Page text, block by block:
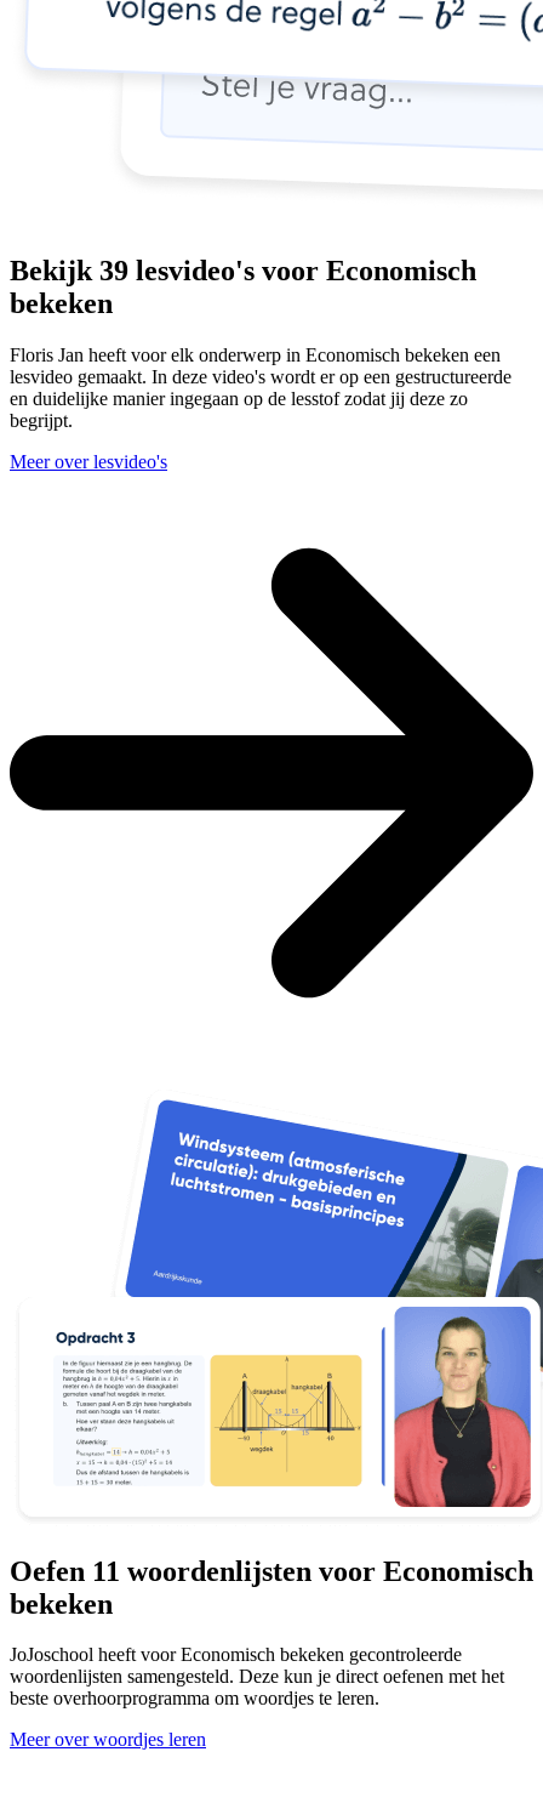
Bekijk 39 lesvideo's voor Economisch
bekeken
Floris Jan heeft voor elk onderwerp in Economisch bekeken een
lesvideo gemaakt. In deze video's wordt er op een gestructureerde
en duidelijke manier ingegaan op de lesstof zodat jij deze zo
begrijpt.
Meer over lesvideo's
Oefen 11 woordenlijsten voor Economisch
bekeken
JoJoschool heeft voor Economisch bekeken gecontroleerde
woordenlijsten samengesteld. Deze kun je direct oefenen met het
beste overhoorprogramma om woordjes te leren.
Meer over woordjes leren